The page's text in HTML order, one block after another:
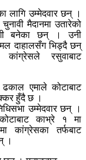
लागि उम्मेदवार छन् ।
मैदानमा उतारेको
बनेका छन् । उनी
दाहालसँग भिड्दै छन्
रसुवाबाट
ढकाल एमाले कोटाबाट
हुँदै छ ।
उम्मेदवार छन् ।
काभ्रे १ मा
कांग्रेसका तर्फबाट
।